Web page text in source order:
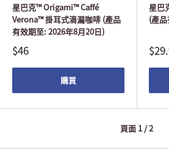
星巴克™ Origami™ Caffé
Verona™ 掛耳式滴漏咖啡 (產品
有效期至: 2026年8月20日)
$46
購買
星巴
(產
頁面 1 / 2